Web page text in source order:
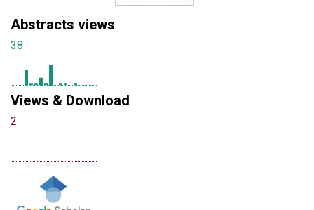
Abstracts views
38
Views & Download
2